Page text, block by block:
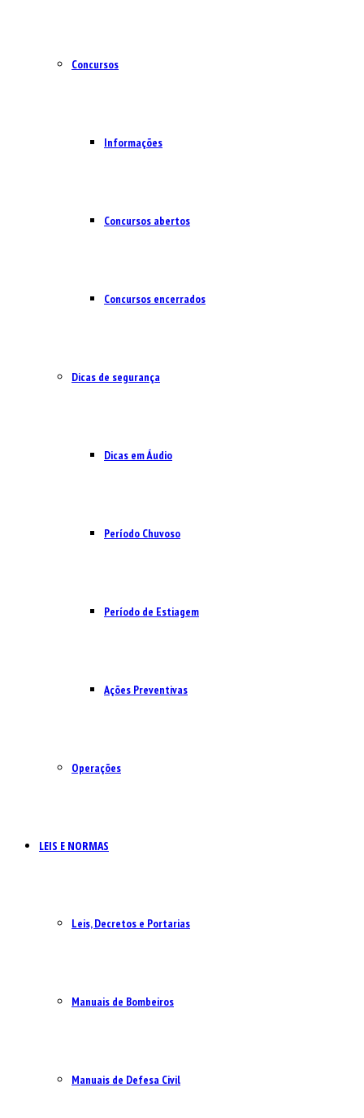
Concursos
Informações
Concursos abertos
Concursos encerrados
Dicas de segurança
Dicas em Áudio
Período Chuvoso
Período de Estiagem
Ações Preventivas
Operações
LEIS E NORMAS
Leis, Decretos e Portarias
Manuais de Bombeiros
Manuais de Defesa Civil